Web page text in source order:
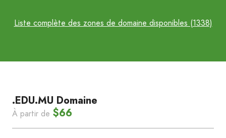
Liste complète des zones de domaine disponibles (1338)
.EDU.MU Domaine
À partir de $66